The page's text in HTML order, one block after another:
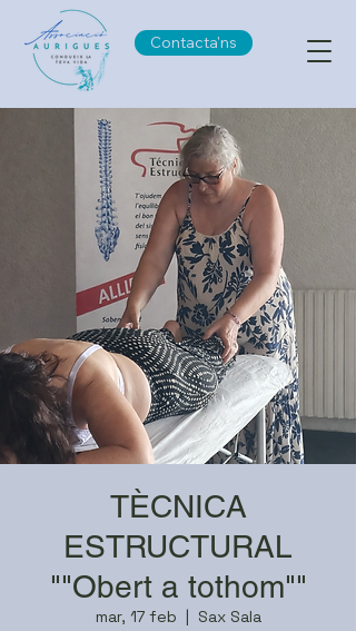
Contacta'ns
TÈCNICA
ESTRUCTURAL
""Obert a tothom""
mar, 17 feb
  |
Sax Sala